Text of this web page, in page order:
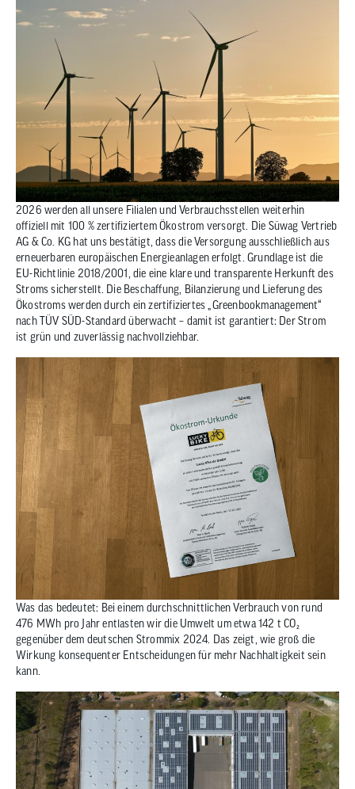
Touch-
und
2026 werden all unsere Filialen und Verbrauchsstellen weiterhin
offiziell mit 100 % zertifiziertem Ökostrom versorgt. Die Süwag Vertrieb
AG & Co. KG hat uns bestätigt, dass die Versorgung ausschließlich aus
erneuerbaren europäischen Energieanlagen erfolgt. Grundlage ist die
EU-Richtlinie 2018/2001, die eine klare und transparente Herkunft des
Stroms sicherstellt. Die Beschaffung, Bilanzierung und Lieferung des
Ökostroms werden durch ein zertifiziertes „Greenbookmanagement“
nach TÜV SÜD-Standard überwacht – damit ist garantiert: Der Strom
ist grün und zuverlässig nachvollziehbar.
Was das bedeutet: Bei einem durchschnittlichen Verbrauch von rund
476 MWh pro Jahr entlasten wir die Umwelt um etwa 142 t CO₂
gegenüber dem deutschen Strommix 2024. Das zeigt, wie groß die
Wirkung konsequenter Entscheidungen für mehr Nachhaltigkeit sein
kann.